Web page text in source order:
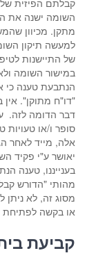
קבלתם הפיזית של
השומה ישנה את
מתקן. מכיוון
למעשה תיקון
של התיישנות
במישור השומה
הנתבעת טענה כי
"דו"ח מתוקן".
דבר הדומה לזה.
סופר ו/או
אלה, מייד לאחר
יאושר ע"י פקיד
בענייננו, טענה
מהותי "הדורש
מסוג זה, לא
או בקשה לפתיחת
קביעת